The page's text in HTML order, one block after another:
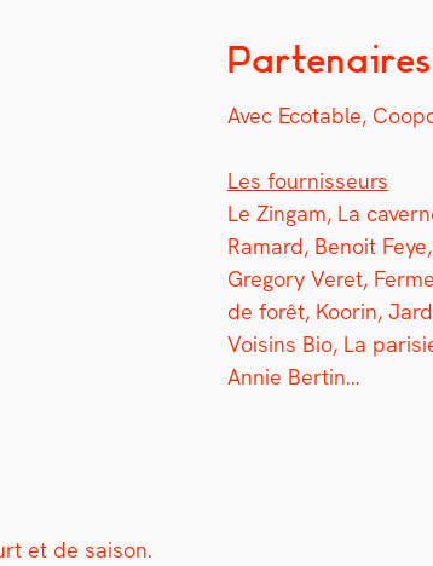
Partenaires
Avec Ecotable,
Les four­nisseurs
Le Zingam, La
Ramard, Benoit
Gre­go­ry Veret,
de forêt, Koorin,
Voisins Bio, La
Annie Bertin…
et de sai­son.